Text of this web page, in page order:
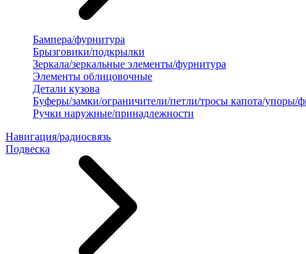
Бампера/фурнитура
Брызговики/подкрылки
Зеркала/зеркальные элементы/фурнитура
Элементы облицовочные
Детали кузова
Буферы/замки/ограничители/петли/тросы капота/упоры/
Ручки наружные/принадлежности
Навигация/радиосвязь
Подвеска